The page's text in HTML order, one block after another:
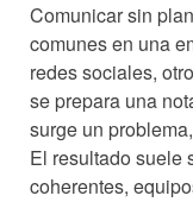
Comunicar sin
comunes en una
redes sociales,
se prepara una
surge un
El resultado suele
coherentes,